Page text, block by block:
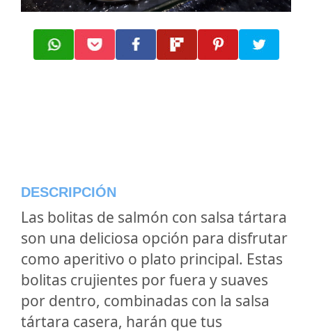
DESCRIPCIÓN
Las bolitas de salmón con salsa tártara
son una deliciosa opción para disfrutar
como aperitivo o plato principal. Estas
bolitas crujientes por fuera y suaves
por dentro, combinadas con la salsa
tártara casera, harán que tus